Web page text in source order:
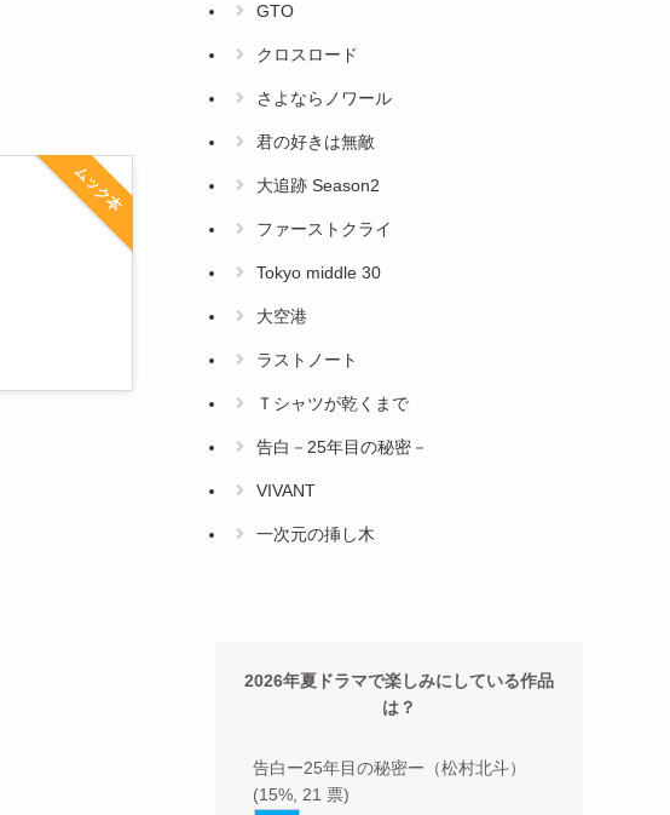
ムック本
GTO
クロスロード
さよならノワール
君の好きは無敵
大追跡 Season2
ファーストクライ
Tokyo middle 30
大空港
ラストノート
Ｔシャツが乾くまで
告白－25年目の秘密－
VIVANT
一次元の挿し木
2026年夏ドラマで楽しみにしている作品
は？
告白ー25年目の秘密ー（松村北斗）
(15%, 21 票)